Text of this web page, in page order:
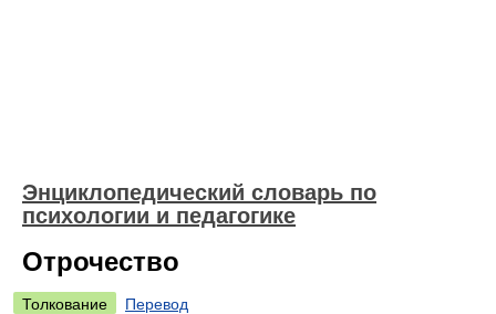
Энциклопедический словарь по
психологии и педагогике
Отрочество
Толкование
Перевод